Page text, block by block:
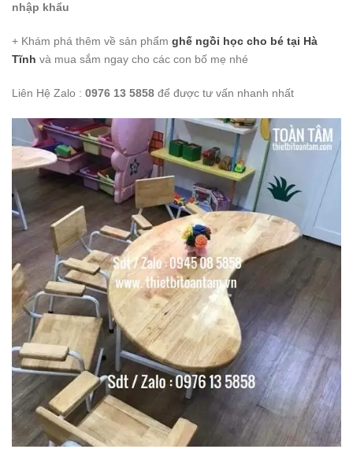
nhập khẩu
+ Khám phá thêm về sản phẩm ghế ngồi học cho bé tại Hà
Tĩnh và mua sắm ngay cho các con bố mẹ nhé
Liên Hệ Zalo : 0976 13 5858 để được tư vấn nhanh nhất